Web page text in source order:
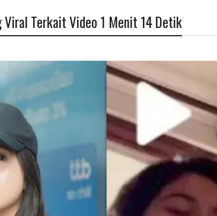
Viral Terkait Video 1 Menit 14 Detik